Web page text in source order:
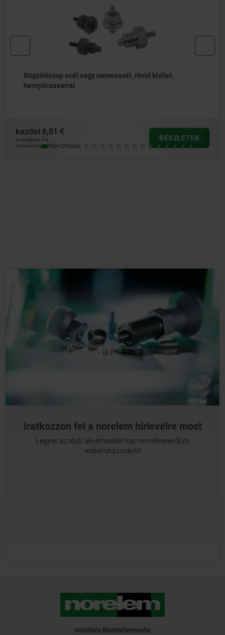
Rögzítőcsapok, acél vagy nemesacél, sima kivitel, váll
nélkül, műanyag gomba alakú fogantyúval, fedéllel
kezdet6,29 €
hozzáértve Áfa
hozzáértve szállítási költségek
RÉSZLETEK
Iratkozzon fel a norelem hírlevélre most
Legyen az első, aki értesítést kap termékeinkről és
webáruházunkról!
norelem Normelemente